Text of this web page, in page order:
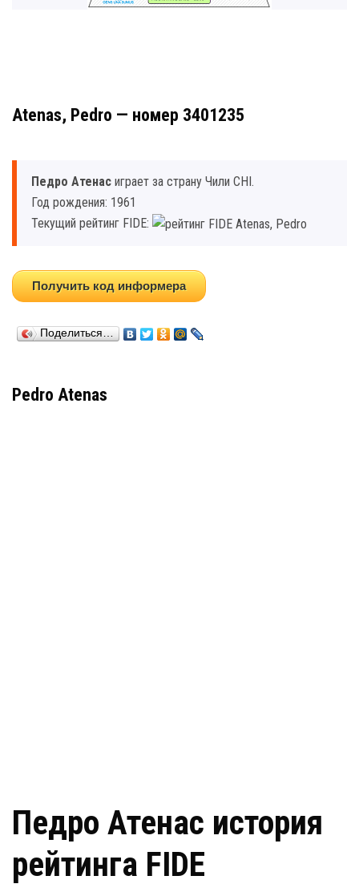
Atenas, Pedro — номер 3401235
Педро Атенас играет за страну Чили CHI.
Год рождения: 1961
Текущий рейтинг FIDE:
Получить код информера
Поделиться…
Pedro Atenas
Педро Атенас история
рейтинга FIDE